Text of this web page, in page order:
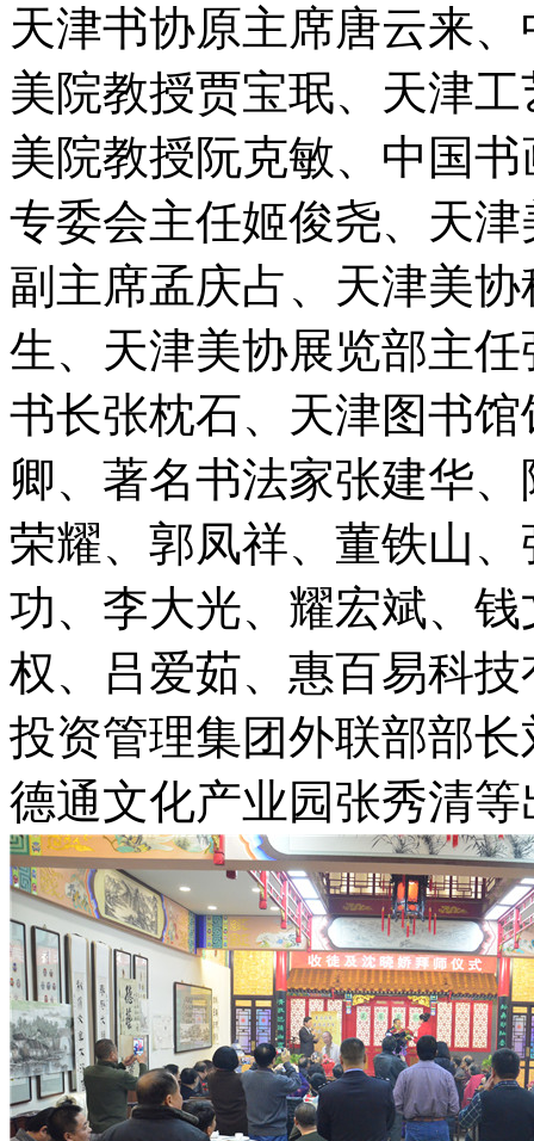
天津书协原主席唐云来
美院教授贾宝珉、天津
美院教授阮克敏、中国
专委会主任姬俊尧、天
副主席孟庆占、天津美
生、天津美协展览部主
书长张枕石、天津图书
卿、著名书法家张建华
荣耀、郭凤祥、董铁山
功、李大光、耀宏斌、
权、吕爱茹、惠百易科
投资管理集团外联部部
德通文化产业园张秀清